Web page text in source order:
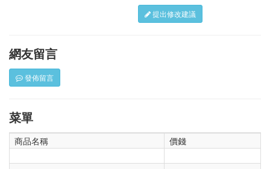
提出修改建議
網友留言
發佈留言
菜單
商品名稱 價錢